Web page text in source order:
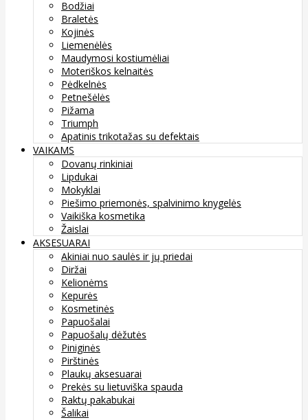
Bodžiai
Braletės
Kojinės
Liemenėlės
Maudymosi kostiumėliai
Moteriškos kelnaitės
Pėdkelnės
Petnešėlės
Pižama
Triumph
Apatinis trikotažas su defektais
VAIKAMS
Dovanų rinkiniai
Lipdukai
Mokyklai
Piešimo priemonės, spalvinimo knygelės
Vaikiška kosmetika
Žaislai
AKSESUARAI
Akiniai nuo saulės ir jų priedai
Diržai
Kelionėms
Kepurės
Kosmetinės
Papuošalai
Papuošalų dėžutės
Piniginės
Pirštinės
Plaukų aksesuarai
Prekės su lietuviška spauda
Raktų pakabukai
Šalikai